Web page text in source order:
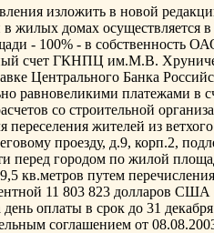
изложить в новой
жилых домах осуществляется
- 100% - в собственность
счет ГКНПЦ им.М.В.
Центрального Банка
равновеликими платежами в
со строительной
переселения жителей из
проезду, д.9, корп.2,
перед городом по жилой
кв.метров путем
11 803 823 долларов США
оплаты в срок до 31
соглашением от